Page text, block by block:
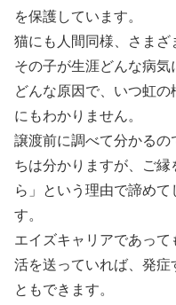
を保護しています。
猫にも人間同様、さまざ
その子が生涯どんな病気
どんな原因で、いつ虹
にもわかりません。
譲渡前に調べて分かる
ちは分かりますが、ご
ら」という理由で諦め
す。
エイズキャリアであっ
活を送っていれば、発症
ともできます。